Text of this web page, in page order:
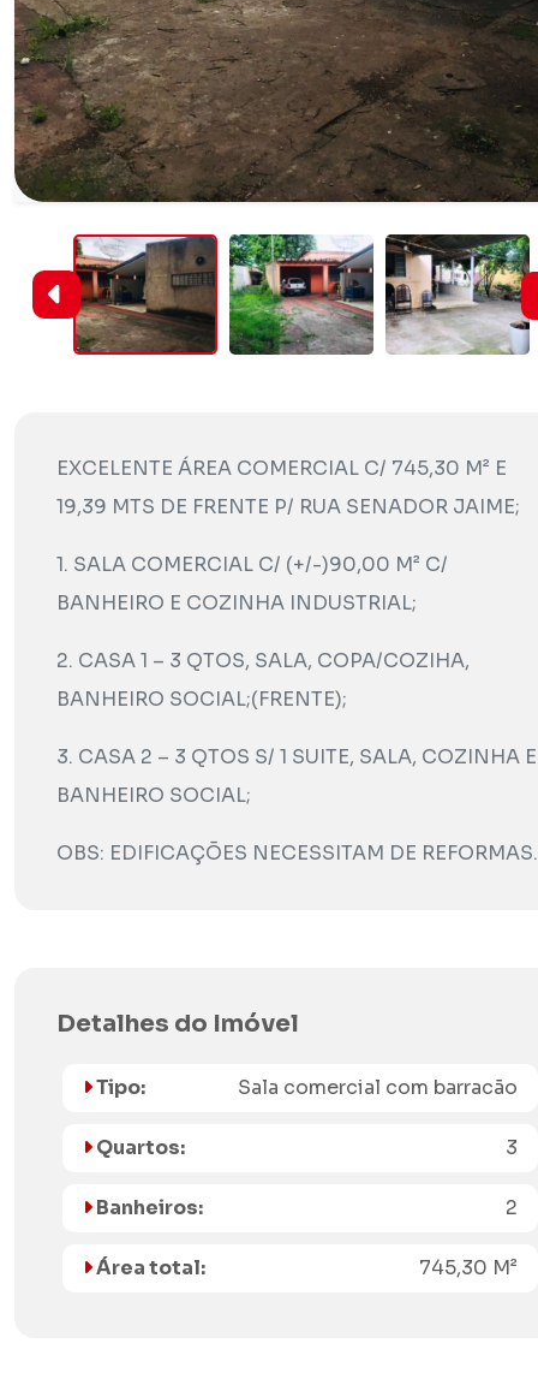
EXCELENTE ÁREA COMERCIAL C/ 745,30 M² E
19,39 MTS DE FRENTE P/ RUA SENADOR JAIME;
1. SALA COMERCIAL C/ (+/-)90,00 M² C/
BANHEIRO E COZINHA INDUSTRIAL;
2. CASA 1 – 3 QTOS, SALA, COPA/COZIHA,
BANHEIRO SOCIAL;(FRENTE);
3. CASA 2 – 3 QTOS S/ 1 SUITE, SALA, COZINHA E
BANHEIRO SOCIAL;
OBS: EDIFICAÇÕES NECESSITAM DE REFORMAS.
Detalhes do Imóvel
Tipo: Sala comercial com barracão
Quartos: 3
Banheiros: 2
Área total: 745,30 M²